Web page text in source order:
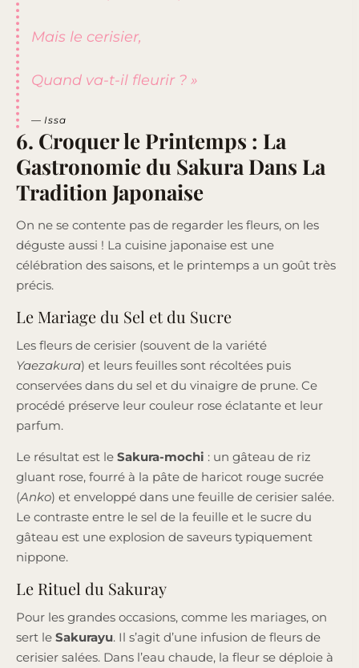
Mais le cerisier,
Quand va-t-il fleurir ? »
— Issa
6. Croquer le Printemps : La
Gastronomie du Sakura Dans La
Tradition Japonaise
On ne se contente pas de regarder les fleurs, on les
déguste aussi ! La cuisine japonaise est une
célébration des saisons, et le printemps a un goût très
précis.
Le Mariage du Sel et du Sucre
Les fleurs de cerisier (souvent de la variété
Yaezakura) et leurs feuilles sont récoltées puis
conservées dans du sel et du vinaigre de prune. Ce
procédé préserve leur couleur rose éclatante et leur
parfum.
Le résultat est le Sakura-mochi : un gâteau de riz
gluant rose, fourré à la pâte de haricot rouge sucrée
(Anko) et enveloppé dans une feuille de cerisier salée.
Le contraste entre le sel de la feuille et le sucre du
gâteau est une explosion de saveurs typiquement
nippone.
Le Rituel du Sakuray
Pour les grandes occasions, comme les mariages, on
sert le Sakurayu. Il s’agit d’une infusion de fleurs de
cerisier salées. Dans l’eau chaude, la fleur se déploie à